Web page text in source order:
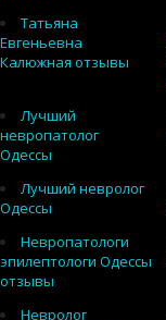
Татьяна
Евгеньевна
Калюжная отзывы
Лучший
невропатолог
Одессы
Лучший невролог
Одессы
Невропатологи
эпилептологи Одессы
отзывы
Невролог